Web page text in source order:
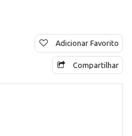
Adicionar Favorito
Compartilhar